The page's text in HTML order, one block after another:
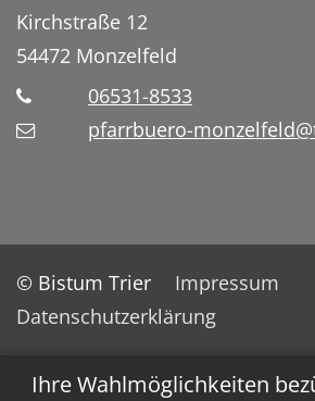
Ihre Wahlmöglichkeiten
Kirchstraße 12
54472 Monzelfeld
06531-8533
pfarrbuero-
© Bistum Trier
Impressum
Datenschutzerklärung